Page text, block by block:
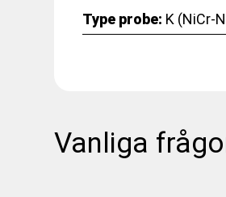
Type probe: K (NiCr-
Vanliga